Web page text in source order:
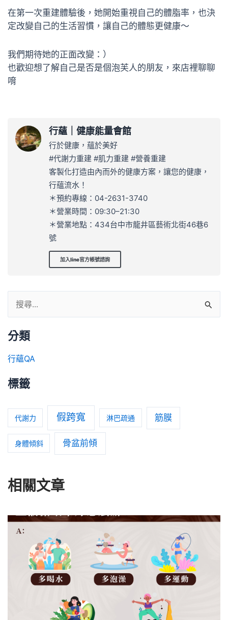
在第一次重建體驗後，她開始重視自己的體脂率，也決
定改變自己的生活習慣，讓自己的體態更健康～
我們期待她的正面改變：）
也歡迎想了解自己是否是個泡芙人的朋友，來店裡聊聊
唷
行蘊｜健康能量會館
行於健康，蘊於美好
#代謝力重建 #肌力重建 #營養重建
客製化打造由內而外的健康方案，讓您的健康，
行蘊流水！
＊預約專線：04-2631-3740
＊營業時間：09:30–21:30
＊營業地點：434台中市龍井區藝術北街46巷6
號
加入line官方帳號諮詢
分類
行蘊QA
標籤
代謝力 假跨寬 淋巴疏通 筋膜
身體傾斜 骨盆前傾
相關文章